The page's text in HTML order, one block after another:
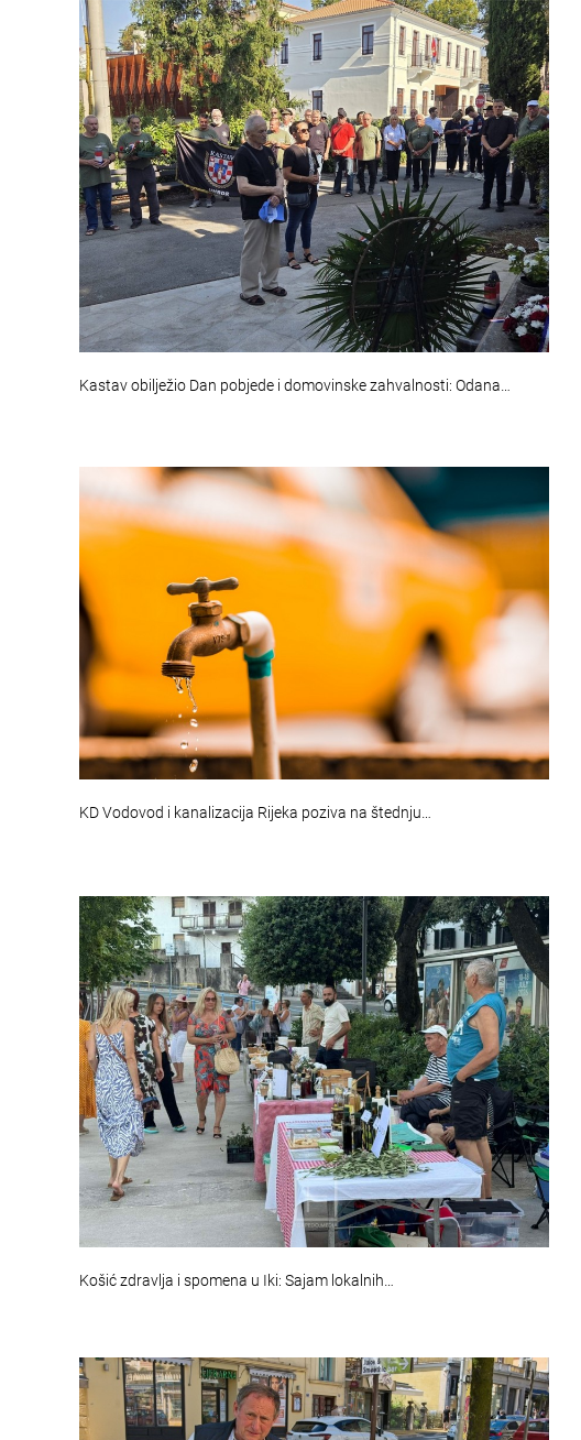
Kastav obilježio Dan pobjede i domovinske zahvalnosti: Odana…
KD Vodovod i kanalizacija Rijeka poziva na štednju…
Košić zdravlja i spomena u Iki: Sajam lokalnih…